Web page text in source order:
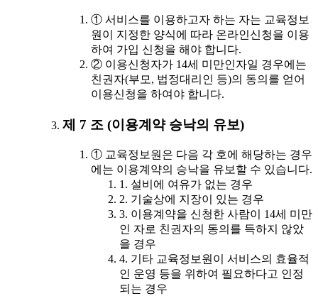
① 서비스를 이용하고자 하는 자는 교육정보
원이 지정한 양식에 따라 온라인신청을 이용
하여 가입 신청을 해야 합니다.
② 이용신청자가 14세 미만인자일 경우에는
친권자(부모, 법정대리인 등)의 동의를 얻어
이용신청을 하여야 합니다.
제 7 조 (이용계약 승낙의 유보)
① 교육정보원은 다음 각 호에 해당하는 경우
에는 이용계약의 승낙을 유보할 수 있습니다.
1. 설비에 여유가 없는 경우
2. 기술상에 지장이 있는 경우
3. 이용계약을 신청한 사람이 14세 미만
인 자로 친권자의 동의를 득하지 않았
을 경우
4. 기타 교육정보원이 서비스의 효율적
인 운영 등을 위하여 필요하다고 인정
되는 경우